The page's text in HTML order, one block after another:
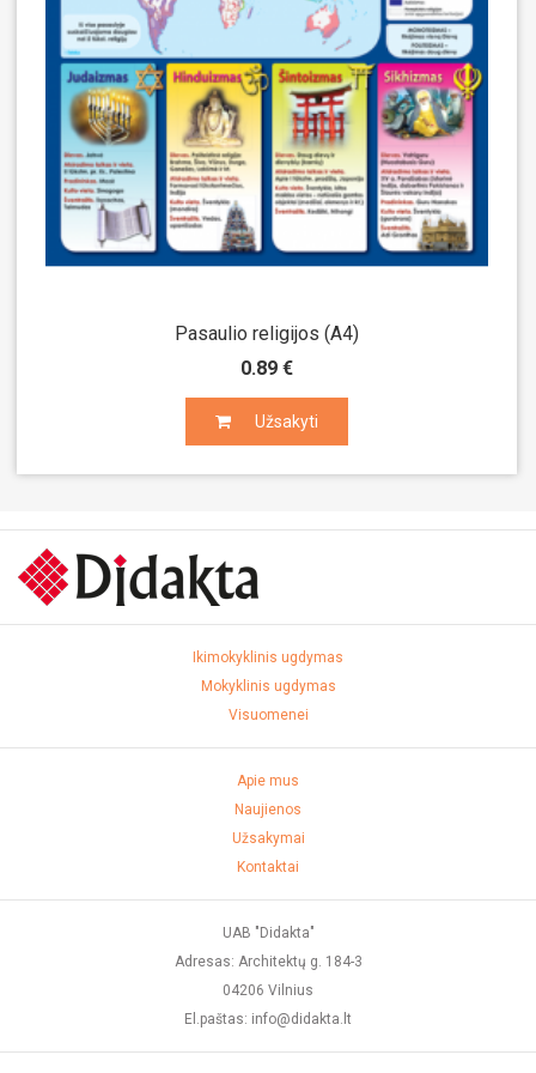
Pasaulio religijos (A4)
0.89 €
Užsakyti
Užsakyti
Ikimokyklinis ugdymas
Mokyklinis ugdymas
Visuomenei
Apie mus
Naujienos
Užsakymai
Kontaktai
UAB "Didakta"
Adresas: Architektų g. 184-3
04206 Vilnius
El.paštas: info@didakta.lt